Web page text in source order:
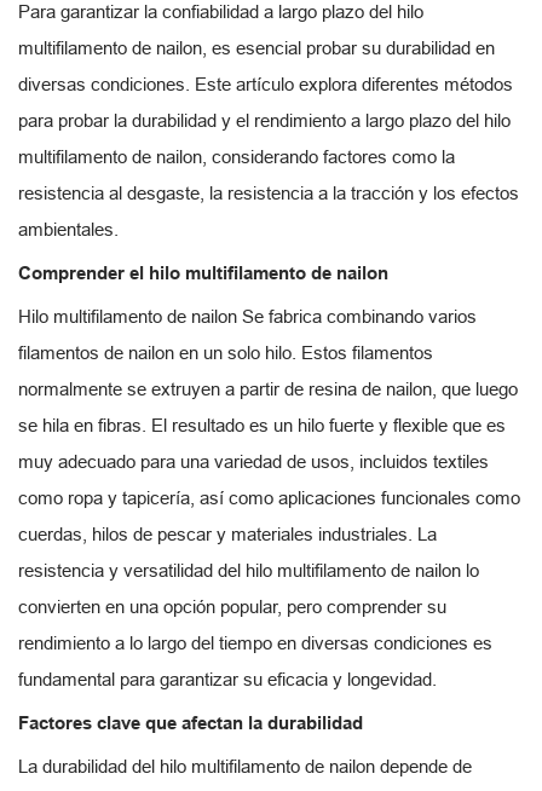
Para garantizar la confiabilidad a largo plazo del hilo
multifilamento de nailon, es esencial probar su durabilidad en
diversas condiciones. Este artículo explora diferentes métodos
para probar la durabilidad y el rendimiento a largo plazo del hilo
multifilamento de nailon, considerando factores como la
resistencia al desgaste, la resistencia a la tracción y los efectos
ambientales.
Comprender el hilo multifilamento de nailon
Hilo multifilamento de nailon Se fabrica combinando varios
filamentos de nailon en un solo hilo. Estos filamentos
normalmente se extruyen a partir de resina de nailon, que luego
se hila en fibras. El resultado es un hilo fuerte y flexible que es
muy adecuado para una variedad de usos, incluidos textiles
como ropa y tapicería, así como aplicaciones funcionales como
cuerdas, hilos de pescar y materiales industriales. La
resistencia y versatilidad del hilo multifilamento de nailon lo
convierten en una opción popular, pero comprender su
rendimiento a lo largo del tiempo en diversas condiciones es
fundamental para garantizar su eficacia y longevidad.
Factores clave que afectan la durabilidad
La durabilidad del hilo multifilamento de nailon depende de